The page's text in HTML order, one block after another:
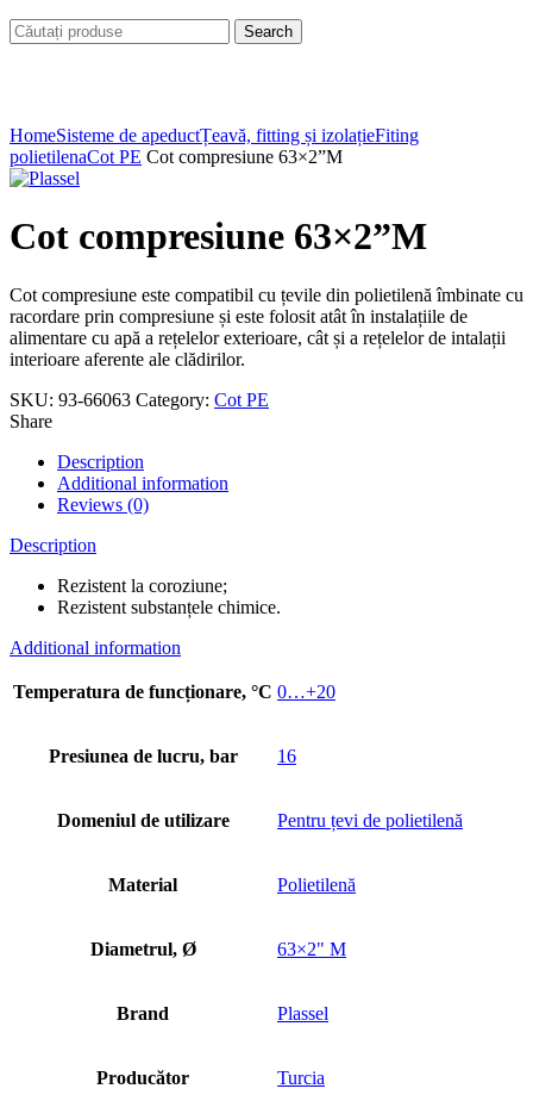
Search
HomeSisteme de apeductȚeavă, fitting și izolațieFiting
polietilenaCot PE Cot compresiune 63×2”M
Cot compresiune 63×2”M
Cot compresiune este compatibil cu țevile din polietilenă îmbinate cu
racordare prin compresiune și este folosit atât în instalațiile de
alimentare cu apă a rețelelor exterioare, cât și a rețelelor de intalații
interioare aferente ale clădirilor.
SKU: 93-66063 Category: Cot PE
Share
Description
Additional information
Reviews (0)
Description
Rezistent la coroziune;
Rezistent substanțele chimice.
Additional information
Temperatura de funcționare, °C 0…+20
Presiunea de lucru, bar 16
Domeniul de utilizare Pentru țevi de polietilenă
Material Polietilenă
Diametrul, Ø 63×2" M
Brand Plassel
Producător Turcia